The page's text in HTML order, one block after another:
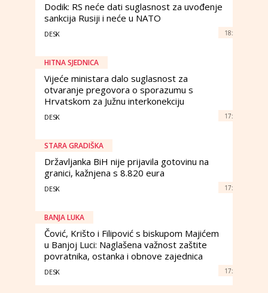
Dodik: RS neće dati suglasnost za uvođenje
sankcija Rusiji i neće u NATO
DESK 18:
HITNA SJEDNICA
Vijeće ministara dalo suglasnost za
otvaranje pregovora o sporazumu s
Hrvatskom za Južnu interkonekciju
DESK 17:
STARA GRADIŠKA
Državljanka BiH nije prijavila gotovinu na
granici, kažnjena s 8.820 eura
DESK 17:
BANJA LUKA
Čović, Krišto i Filipović s biskupom Majićem
u Banjoj Luci: Naglašena važnost zaštite
povratnika, ostanka i obnove zajednica
DESK 17: